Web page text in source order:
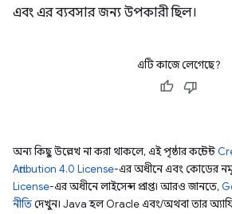
এবং এর ব্যবসার জন্য উপকারী ছিল।
এটি কাজে লেগেছে?
অন্য কিছু উল্লেখ না করা থাকলে, এই পৃষ্ঠার কন্টেন্ট
Attribution 4.0 License-এর অধীনে এবং কোডের
License-এর অধীনে লাইসেন্স প্রাপ্ত। আরও জানতে,
নীতিদেখুন। Java হল Oracle এবং/অথবা তার